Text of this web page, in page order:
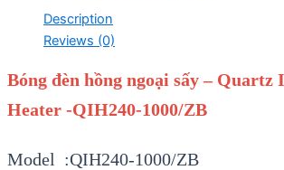
Description
Reviews (0)
Bóng đèn hồng ngoại sấy – Quartz
Heater -QIH240-1000/ZB
Model :QIH240-1000/ZB